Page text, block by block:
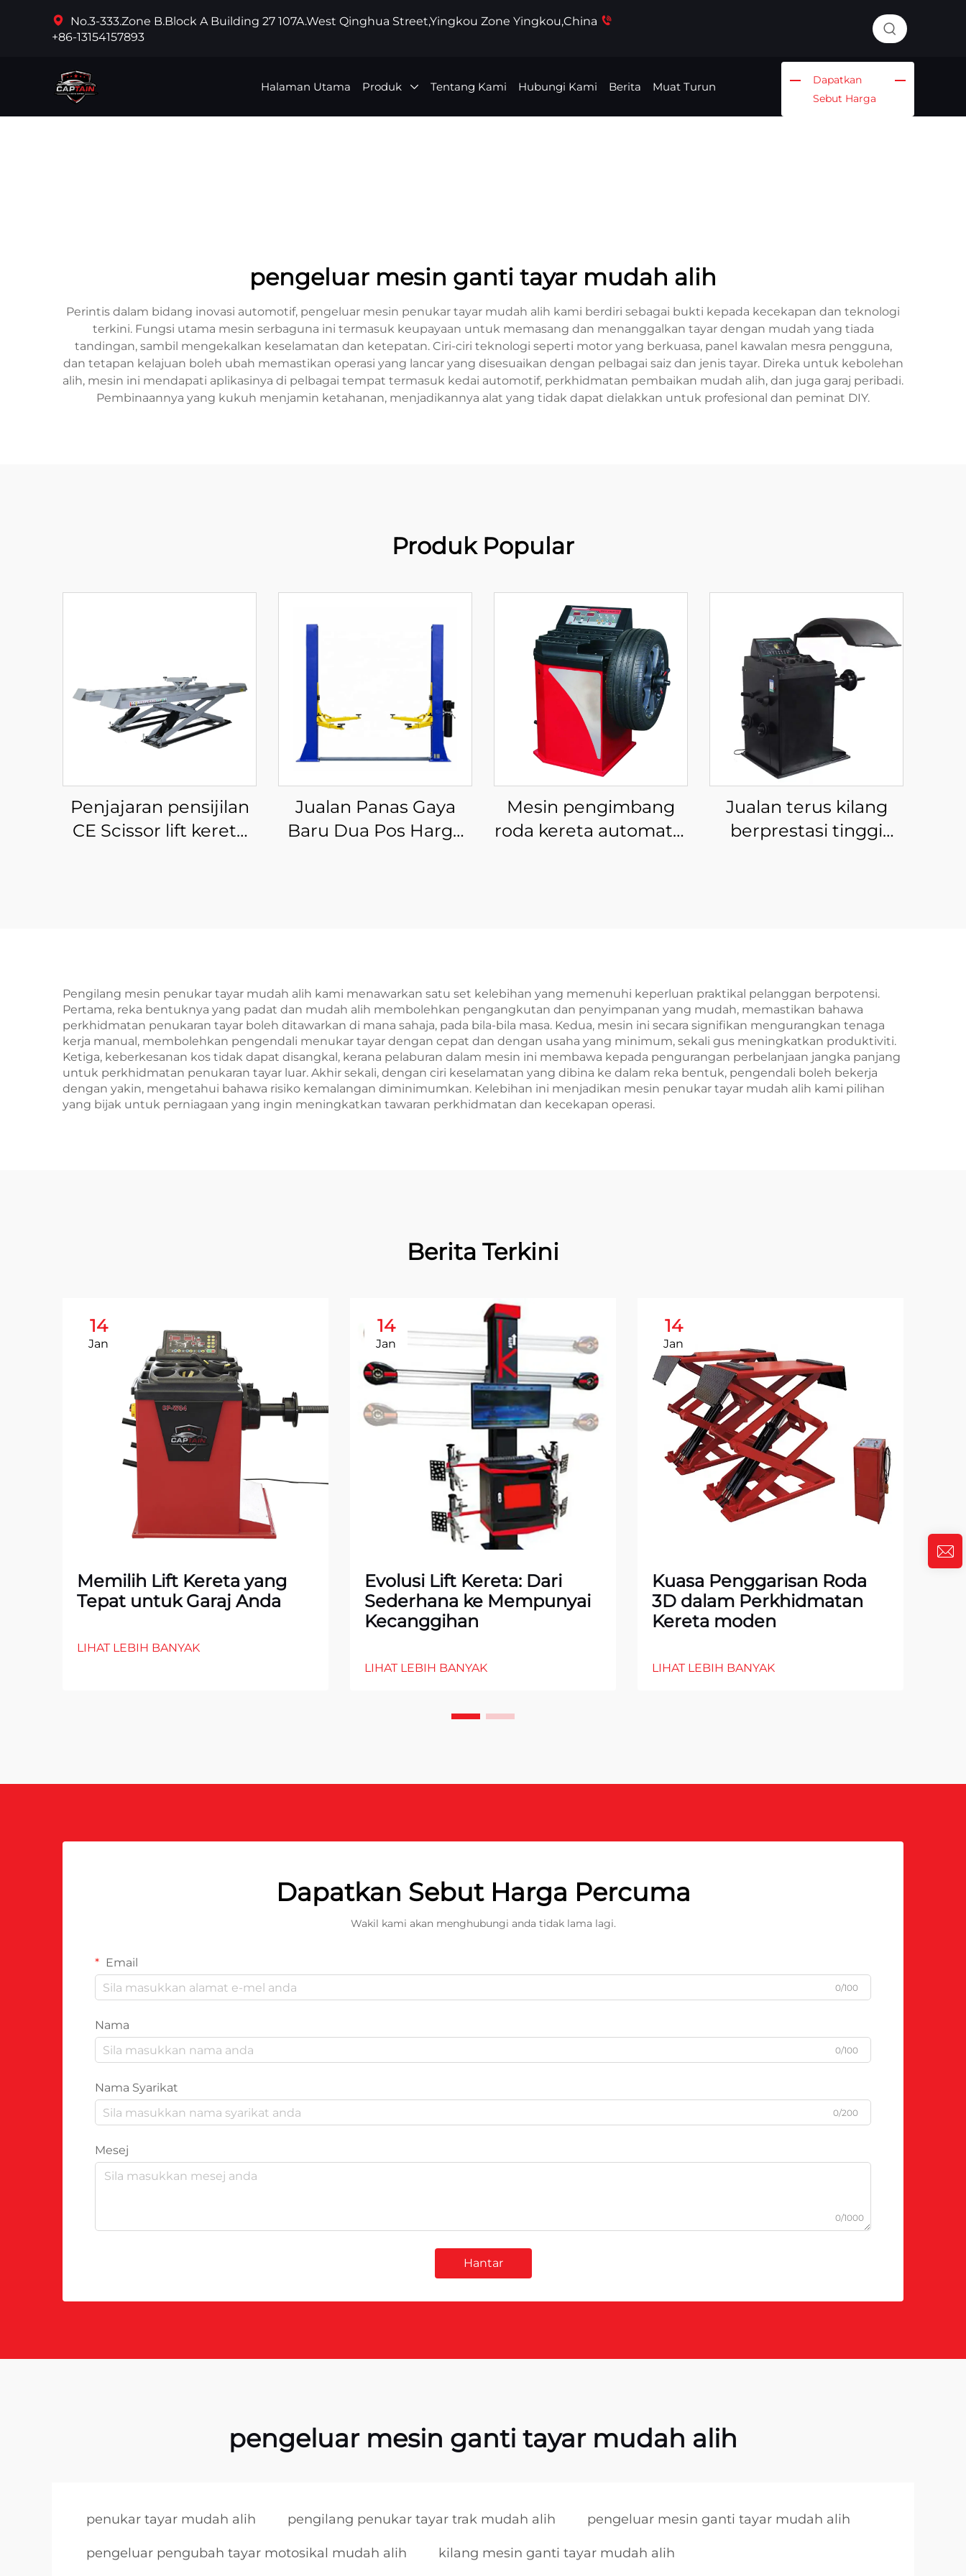
No.3-333.Zone B.Block A Building 27 107A.West Qinghua Street,Yingkou Zone Yingkou,China
+86-13154157893
Halaman Utama Produk Tentang Kami Hubungi Kami Berita Muat Turun
Dapatkan
Sebut Harga
pengeluar mesin ganti tayar mudah alih
Perintis dalam bidang inovasi automotif, pengeluar mesin penukar tayar mudah alih kami berdiri sebagai bukti kepada kecekapan dan teknologi
terkini. Fungsi utama mesin serbaguna ini termasuk keupayaan untuk memasang dan menanggalkan tayar dengan mudah yang tiada
tandingan, sambil mengekalkan keselamatan dan ketepatan. Ciri-ciri teknologi seperti motor yang berkuasa, panel kawalan mesra pengguna,
dan tetapan kelajuan boleh ubah memastikan operasi yang lancar yang disesuaikan dengan pelbagai saiz dan jenis tayar. Direka untuk kebolehan
alih, mesin ini mendapati aplikasinya di pelbagai tempat termasuk kedai automotif, perkhidmatan pembaikan mudah alih, dan juga garaj peribadi.
Pembinaannya yang kukuh menjamin ketahanan, menjadikannya alat yang tidak dapat dielakkan untuk profesional dan peminat DIY.
Produk Popular
Penjajaran pensijilan
CE Scissor lift kereta
Jualan Panas Gaya
Baru Dua Pos Harga
Mesin pengimbang
roda kereta automatik
Jualan terus kilang
berprestasi tinggi
Pengilang mesin penukar tayar mudah alih kami menawarkan satu set kelebihan yang memenuhi keperluan praktikal pelanggan berpotensi.
Pertama, reka bentuknya yang padat dan mudah alih membolehkan pengangkutan dan penyimpanan yang mudah, memastikan bahawa
perkhidmatan penukaran tayar boleh ditawarkan di mana sahaja, pada bila-bila masa. Kedua, mesin ini secara signifikan mengurangkan tenaga
kerja manual, membolehkan pengendali menukar tayar dengan cepat dan dengan usaha yang minimum, sekali gus meningkatkan produktiviti.
Ketiga, keberkesanan kos tidak dapat disangkal, kerana pelaburan dalam mesin ini membawa kepada pengurangan perbelanjaan jangka panjang
untuk perkhidmatan penukaran tayar luar. Akhir sekali, dengan ciri keselamatan yang dibina ke dalam reka bentuk, pengendali boleh bekerja
dengan yakin, mengetahui bahawa risiko kemalangan diminimumkan. Kelebihan ini menjadikan mesin penukar tayar mudah alih kami pilihan
yang bijak untuk perniagaan yang ingin meningkatkan tawaran perkhidmatan dan kecekapan operasi.
Berita Terkini
14
Jan
Memilih Lift Kereta yang
Tepat untuk Garaj Anda
LIHAT LEBIH BANYAK
14
Jan
Evolusi Lift Kereta: Dari
Sederhana ke Mempunyai
Kecanggihan
LIHAT LEBIH BANYAK
14
Jan
Kuasa Penggarisan Roda
3D dalam Perkhidmatan
Kereta moden
LIHAT LEBIH BANYAK
Dapatkan Sebut Harga Percuma
Wakil kami akan menghubungi anda tidak lama lagi.
Email
0/100
Nama
0/100
Nama Syarikat
0/200
Mesej
0/1000
Hantar
pengeluar mesin ganti tayar mudah alih
penukar tayar mudah alih pengilang penukar tayar trak mudah alih pengeluar mesin ganti tayar mudah alih
pengeluar pengubah tayar motosikal mudah alih kilang mesin ganti tayar mudah alih